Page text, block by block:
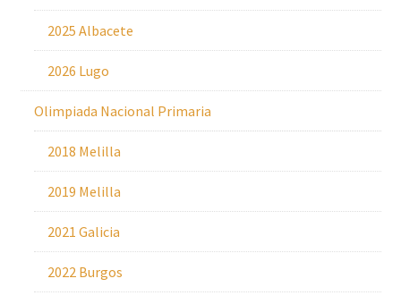
2025 Albacete
2026 Lugo
Olimpiada Nacional Primaria
2018 Melilla
2019 Melilla
2021 Galicia
2022 Burgos